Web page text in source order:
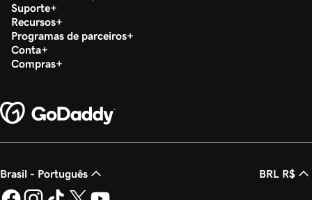
Suporte
Recursos
Programas de parceiros
Conta
Compras
Brasil - Português BRL R$